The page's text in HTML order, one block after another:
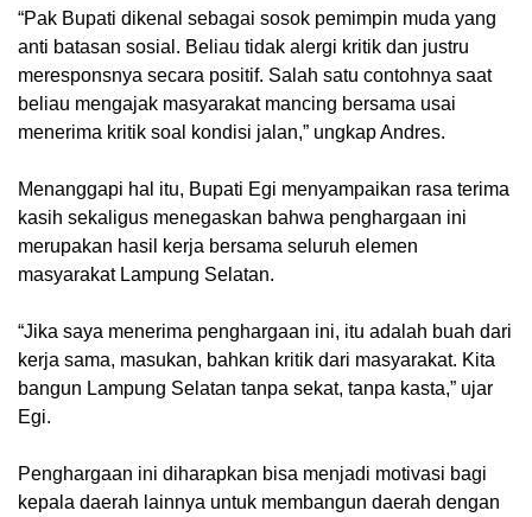
“Pak Bupati dikenal sebagai sosok pemimpin muda yang
anti batasan sosial. Beliau tidak alergi kritik dan justru
meresponsnya secara positif. Salah satu contohnya saat
beliau mengajak masyarakat mancing bersama usai
menerima kritik soal kondisi jalan,” ungkap Andres.
Menanggapi hal itu, Bupati Egi menyampaikan rasa terima
kasih sekaligus menegaskan bahwa penghargaan ini
merupakan hasil kerja bersama seluruh elemen
masyarakat Lampung Selatan.
“Jika saya menerima penghargaan ini, itu adalah buah dari
kerja sama, masukan, bahkan kritik dari masyarakat. Kita
bangun Lampung Selatan tanpa sekat, tanpa kasta,” ujar
Egi.
Penghargaan ini diharapkan bisa menjadi motivasi bagi
kepala daerah lainnya untuk membangun daerah dengan